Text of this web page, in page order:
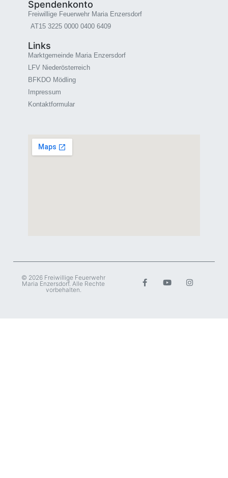
Spendenkonto
Freiwillige Feuerwehr Maria Enzersdorf
AT15 3225 0000 0400 6409
Links
Marktgemeinde Maria Enzersdorf
LFV Niederösterreich
BFKDO Mödling
Impressum
Kontaktformular
© 2026 Freiwillige Feuerwehr
Maria Enzersdorf. Alle Rechte
vorbehalten.